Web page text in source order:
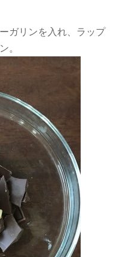
ガリンを入れ、ラップ
。